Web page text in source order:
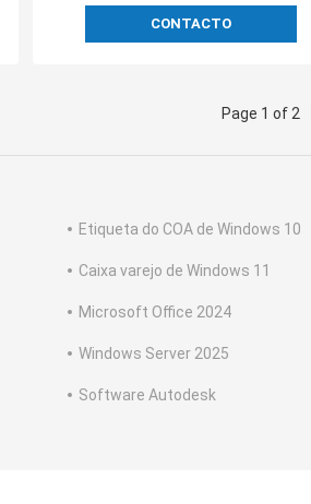
CONTACTO
Page 1 of 2
Etiqueta do COA de Windows 10
Caixa varejo de Windows 11
Microsoft Office 2024
Windows Server 2025
Software Autodesk